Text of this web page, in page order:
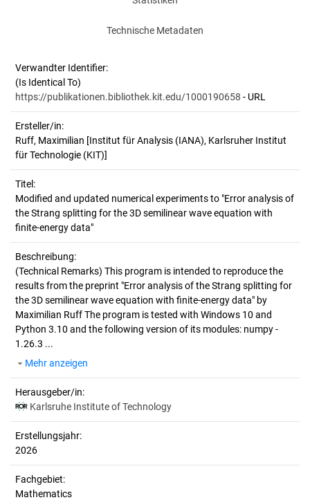
Technische Metadaten
Verwandter Identifier:
(Is Identical To)
https://publikationen.bibliothek.kit.edu/1000190658 - URL
Ersteller/in:
Ruff, Maximilian [Institut für Analysis (IANA), Karlsruher Institut
für Technologie (KIT)]
Titel:
Modified and updated numerical experiments to "Error analysis of
the Strang splitting for the 3D semilinear wave equation with
finite-energy data"
Beschreibung:
(Technical Remarks) This program is intended to reproduce the
results from the preprint "Error analysis of the Strang splitting for
the 3D semilinear wave equation with finite-energy data" by
Maximilian Ruff The program is tested with Windows 10 and
Python 3.10 and the following version of its modules: numpy -
1.26.3 ...
Mehr anzeigen
Herausgeber/in:
Karlsruhe Institute of Technology
Erstellungsjahr:
2026
Fachgebiet:
Mathematics